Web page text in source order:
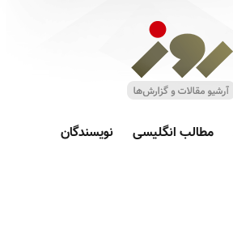
مطالب انگلیسی نویسندگان